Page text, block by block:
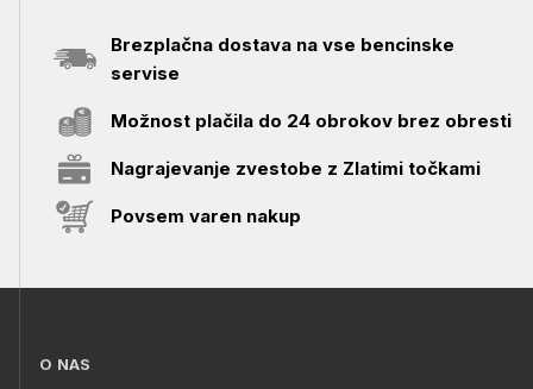
Brezplačna dostava na vse bencinske
servise
Možnost plačila do 24 obrokov brez obresti
Nagrajevanje zvestobe z Zlatimi točkami
Povsem varen nakup
O NAS